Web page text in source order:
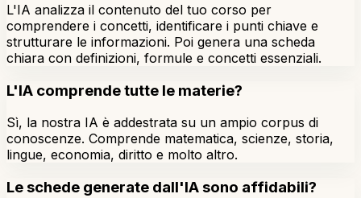
L'IA analizza il contenuto del tuo corso per
comprendere i concetti, identificare i punti chiave e
strutturare le informazioni. Poi genera una scheda
chiara con definizioni, formule e concetti essenziali.
L'IA comprende tutte le materie?
Sì, la nostra IA è addestrata su un ampio corpus di
conoscenze. Comprende matematica, scienze, storia,
lingue, economia, diritto e molto altro.
Le schede generate dall'IA sono affidabili?